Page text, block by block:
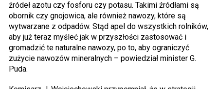
źródeł azotu czy fosforu czy potasu. Takimi źródłami są
obornik czy gnojowica, ale również nawozy, które są
wytwarzane z odpadów. Stąd apel do wszystkich rolników,
aby już teraz myśleć jak w przyszłości zastosować i
gromadzić te naturalne nawozy, po to, aby ograniczyć
zużycie nawozów mineralnych – powiedział minister G.
Puda.